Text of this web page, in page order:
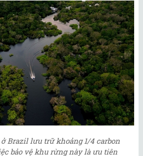
Brazil lưu trữ khoảng 1/4 carbon
bảo vệ khu rừng này là ưu tiên